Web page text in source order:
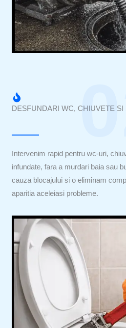
DESFUNDARI WC, CHIUVETE SI
Intervenim rapid pentru wc-uri,
infundate, fara a murdari baia sau
cauza blocajului si o eliminam
aparitia aceleiasi probleme.